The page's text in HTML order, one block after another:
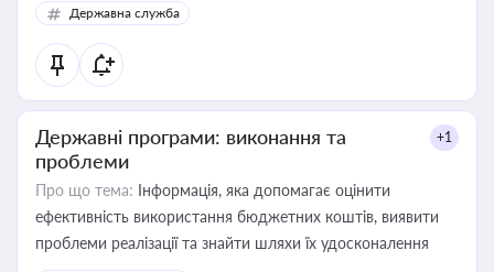
Державна служба
Державні програми: виконання та
проблеми
+1
Про що тема: Інформація, яка допомагає оцінити
ефективність використання бюджетних коштів, виявити
проблеми реалізації та знайти шляхи їх удосконалення